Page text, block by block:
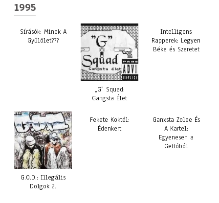
1995
Sírásók: Minek A
Gyűlölet???
„G” Squad:
Gangsta Élet
Intelligens
Rapperek: Legyen
Béke és Szeretet
G.O.D.: Illegális
Dolgok 2.
Fekete Koktél:
Édenkert
Ganxsta Zolee És
A Kartel:
Egyenesen a
Gettóból